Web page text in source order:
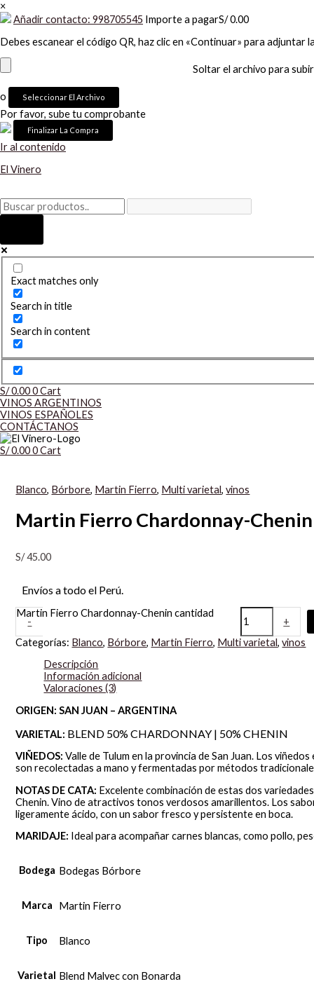
×
Añadir contacto: 998705545 Importe a pagarS/0.00
Debes escanear el código QR, haz clic en «Continuar» para
Soltar el archivo para subir
o Seleccionar El Archivo
Por favor, sube tu comprobante
Ir al contenido
El Vinero
Exact matches only
Search in title
Search in content
S/0.000Cart
VINOS ARGENTINOS
VINOS ESPAÑOLES
CONTÁCTANOS
S/0.000Cart
Blanco, Bórbore, Martin Fierro, Multi varietal,vinos
Martin Fierro Chardonnay-Chenin
S/45.00
Envíos a todo el Perú.
-
Martin Fierro Chardonnay-Chenin cantidad
+
Categorías: Blanco, Bórbore, Martin Fierro, Multi varietal,vinos
Descripción
Información adicional
Valoraciones (3)
ORIGEN: SAN JUAN – ARGENTINA
VARIETAL: BLEND 50% CHARDONNAY | 50% CHENIN
VIÑEDOS: Valle de Tulum en la provincia de San Juan. Los
son recolectadas a mano y fermentadas por métodos
NOTAS DE CATA: Excelente combinación de estas dos
Chenin. Vino de atractivos tonos verdosos amarillentos. Los
ligeramente ácido, con un sabor fresco y persistente en boca.
MARIDAJE: Ideal para acompañar carnes blancas, como pollo,
Bodega Bodegas Bórbore
Marca Martin Fierro
Tipo Blanco
Varietal Blend Malvec con Bonarda